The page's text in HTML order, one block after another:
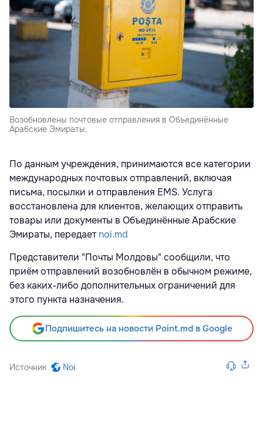
Возобновлены почтовые отправления в Объединённые
Арабские Эмираты.
По данным учреждения, принимаются все категории
международных почтовых отправлений, включая
письма, посылки и отправления EMS. Услуга
восстановлена для клиентов, желающих отправить
товары или документы в Объединённые Арабские
Эмираты, передаетnoi.md
Представители "Почты Молдовы" сообщили, что
приём отправлений возобновлён в обычном режиме,
без каких-либо дополнительных ограничений для
этого пункта назначения.
Подпишитесь на новости Point.md в Google
Источник Noi